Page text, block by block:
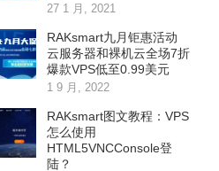
27 1 月, 2021
RAKsmart九月钜惠活动
云服务器和裸机云全场7折
爆款VPS低至0.99美元
1 9 月, 2022
RAKsmart图文教程：VPS
怎么使用
HTML5VNCConsole登
陆？